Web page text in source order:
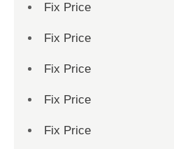
Fix Price
Fix Price
Fix Price
Fix Price
Fix Price